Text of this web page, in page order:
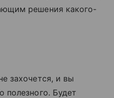
решения какого-
захочется, и вы
полезного. Будет